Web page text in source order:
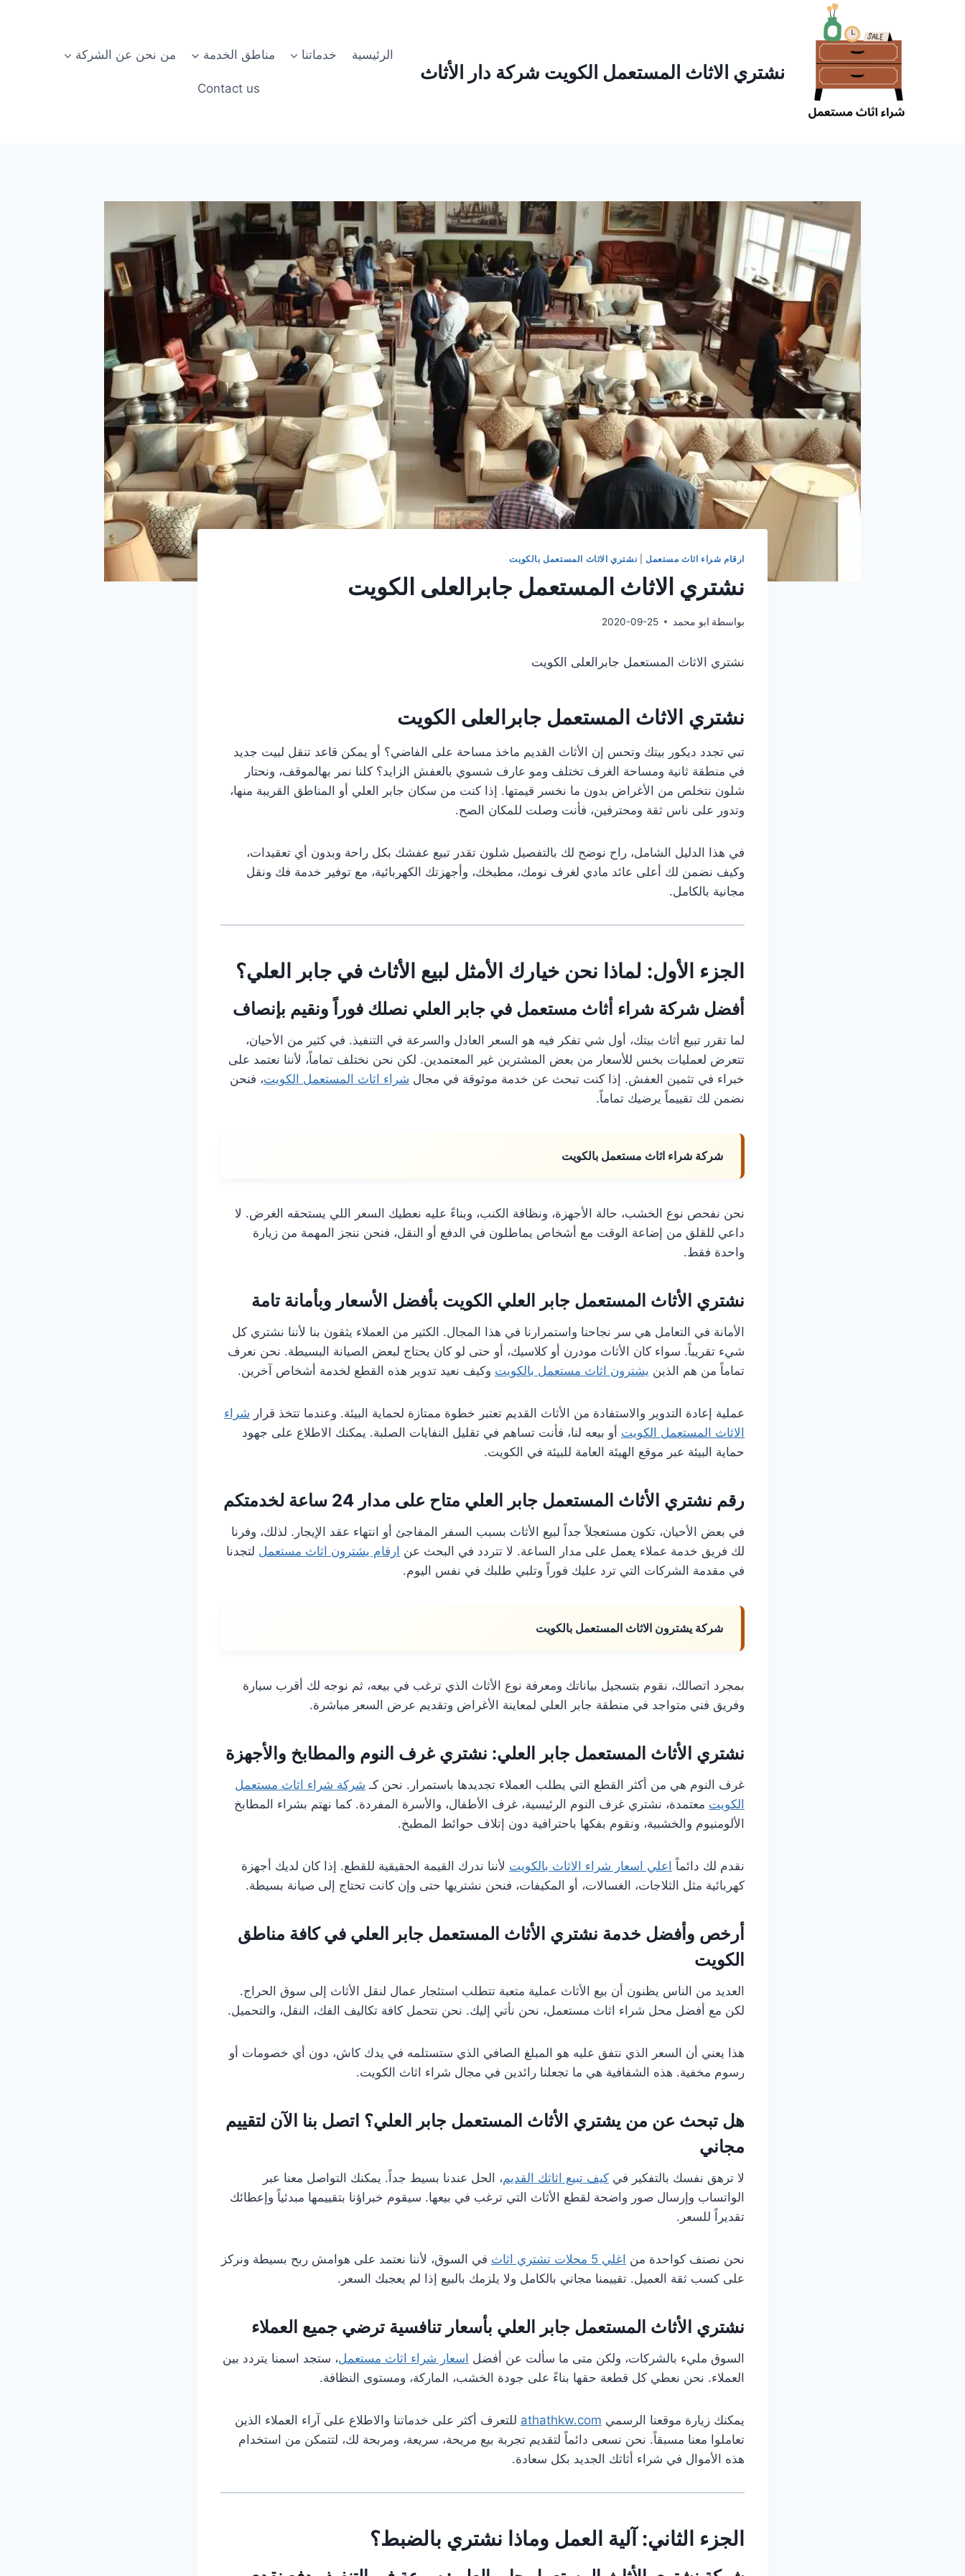
نشتري الاثاث المستعمل الكويت شركة دار الأثاث
الرئيسية خدماتنا مناطق الخدمة من نحن عن الشركة
Contact us
ارقام شراء اثاث مستعمل نشتري الاثاث المستعمل بالكويت
نشتري الاثاث المستعمل جابرالعلى الكويت
بواسطة ابو محمد 2020-09-25
نشتري الاثاث المستعمل جابرالعلى الكويت
نشتري الاثاث المستعمل جابرالعلى الكويت
تبي تجدد ديكور بيتك وتحس إن الأثاث القديم ماخذ مساحة على الفاضي؟ أو يمكن قاعد تنقل لبيت جديد
في منطقة ثانية ومساحة الغرف تختلف ومو عارف شسوي بالعفش الزايد؟ كلنا نمر بهالموقف، ونحتار
شلون نتخلص من الأغراض بدون ما نخسر قيمتها. إذا كنت من سكان جابر العلي أو المناطق القريبة منها،
وتدور على ناس ثقة ومحترفين، فأنت وصلت للمكان الصح.
في هذا الدليل الشامل، راح نوضح لك بالتفصيل شلون تقدر تبيع عفشك بكل راحة وبدون أي تعقيدات،
وكيف نضمن لك أعلى عائد مادي لغرف نومك، مطبخك، وأجهزتك الكهربائية، مع توفير خدمة فك ونقل
مجانية بالكامل.
الجزء الأول: لماذا نحن خيارك الأمثل لبيع الأثاث في جابر العلي؟
أفضل شركة شراء أثاث مستعمل في جابر العلي نصلك فوراً ونقيم بإنصاف
لما تقرر تبيع أثاث بيتك، أول شي تفكر فيه هو السعر العادل والسرعة في التنفيذ. في كثير من الأحيان،
تتعرض لعمليات بخس للأسعار من بعض المشترين غير المعتمدين. لكن نحن نختلف تماماً، لأننا نعتمد على
خبراء في تثمين العفش. إذا كنت تبحث عن خدمة موثوقة في مجال شراء اثاث المستعمل الكويت، فنحن
نضمن لك تقييماً يرضيك تماماً.
شركة شراء اثاث مستعمل بالكويت
نحن نفحص نوع الخشب، حالة الأجهزة، ونظافة الكنب، وبناءً عليه نعطيك السعر اللي يستحقه الغرض. لا
داعي للقلق من إضاعة الوقت مع أشخاص يماطلون في الدفع أو النقل، فنحن ننجز المهمة من زيارة
واحدة فقط.
نشتري الأثاث المستعمل جابر العلي الكويت بأفضل الأسعار وبأمانة تامة
الأمانة في التعامل هي سر نجاحنا واستمرارنا في هذا المجال. الكثير من العملاء يثقون بنا لأننا نشتري كل
شيء تقريباً. سواء كان الأثاث مودرن أو كلاسيك، أو حتى لو كان يحتاج لبعض الصيانة البسيطة. نحن نعرف
تماماً من هم الذين يشترون اثاث مستعمل بالكويت وكيف نعيد تدوير هذه القطع لخدمة أشخاص آخرين.
عملية إعادة التدوير والاستفادة من الأثاث القديم تعتبر خطوة ممتازة لحماية البيئة. وعندما تتخذ قرار شراء
الاثاث المستعمل الكويت أو بيعه لنا، فأنت تساهم في تقليل النفايات الصلبة. يمكنك الاطلاع على جهود
حماية البيئة عبر موقع الهيئة العامة للبيئة في الكويت.
رقم نشتري الأثاث المستعمل جابر العلي متاح على مدار 24 ساعة لخدمتكم
في بعض الأحيان، تكون مستعجلاً جداً لبيع الأثاث بسبب السفر المفاجئ أو انتهاء عقد الإيجار. لذلك، وفرنا
لك فريق خدمة عملاء يعمل على مدار الساعة. لا تتردد في البحث عن ارقام يشترون اثاث مستعمل لتجدنا
في مقدمة الشركات التي ترد عليك فوراً وتلبي طلبك في نفس اليوم.
شركة يشترون الاثاث المستعمل بالكويت
بمجرد اتصالك، نقوم بتسجيل بياناتك ومعرفة نوع الأثاث الذي ترغب في بيعه، ثم نوجه لك أقرب سيارة
وفريق فني متواجد في منطقة جابر العلي لمعاينة الأغراض وتقديم عرض السعر مباشرة.
نشتري الأثاث المستعمل جابر العلي: نشتري غرف النوم والمطابخ والأجهزة
غرف النوم هي من أكثر القطع التي يطلب العملاء تجديدها باستمرار. نحن كـ شركة شراء اثاث مستعمل
الكويت معتمدة، نشتري غرف النوم الرئيسية، غرف الأطفال، والأسرة المفردة. كما نهتم بشراء المطابخ
الألومنيوم والخشبية، ونقوم بفكها باحترافية دون إتلاف حوائط المطبخ.
نقدم لك دائماً اعلي اسعار شراء الاثاث بالكويت لأننا ندرك القيمة الحقيقية للقطع. إذا كان لديك أجهزة
كهربائية مثل الثلاجات، الغسالات، أو المكيفات، فنحن نشتريها حتى وإن كانت تحتاج إلى صيانة بسيطة.
أرخص وأفضل خدمة نشتري الأثاث المستعمل جابر العلي في كافة مناطق
الكويت
العديد من الناس يظنون أن بيع الأثاث عملية متعبة تتطلب استئجار عمال لنقل الأثاث إلى سوق الحراج.
لكن مع أفضل محل شراء اثاث مستعمل، نحن نأتي إليك. نحن نتحمل كافة تكاليف الفك، النقل، والتحميل.
هذا يعني أن السعر الذي نتفق عليه هو المبلغ الصافي الذي ستستلمه في يدك كاش، دون أي خصومات أو
رسوم مخفية. هذه الشفافية هي ما تجعلنا رائدين في مجال شراء اثاث الكويت.
هل تبحث عن من يشتري الأثاث المستعمل جابر العلي؟ اتصل بنا الآن لتقييم
مجاني
لا ترهق نفسك بالتفكير في كيف تبيع اثاثك القديم، الحل عندنا بسيط جداً. يمكنك التواصل معنا عبر
الواتساب وإرسال صور واضحة لقطع الأثاث التي ترغب في بيعها. سيقوم خبراؤنا بتقييمها مبدئياً وإعطائك
تقديراً للسعر.
نحن نصنف كواحدة من اغلي 5 محلات تشتري اثاث
في السوق، لأننا نعتمد على هوامش ربح بسيطة ونركز
على كسب ثقة العميل. تقييمنا مجاني بالكامل ولا يلزمك بالبيع إذا لم يعجبك السعر.
نشتري الأثاث المستعمل جابر العلي بأسعار تنافسية ترضي جميع العملاء
السوق مليء بالشركات، ولكن متى ما سألت عن أفضل اسعار شراء اثاث مستعمل، ستجد اسمنا يتردد بين
العملاء. نحن نعطي كل قطعة حقها بناءً على جودة الخشب، الماركة، ومستوى النظافة.
يمكنك زيارة موقعنا الرسمي athathkw.com للتعرف أكثر على خدماتنا والاطلاع على آراء العملاء الذين
تعاملوا معنا مسبقاً. نحن نسعى دائماً لتقديم تجربة بيع مريحة، سريعة، ومربحة لك، لتتمكن من استخدام
هذه الأموال في شراء أثاثك الجديد بكل سعادة.
الجزء الثاني: آلية العمل وماذا نشتري بالضبط؟